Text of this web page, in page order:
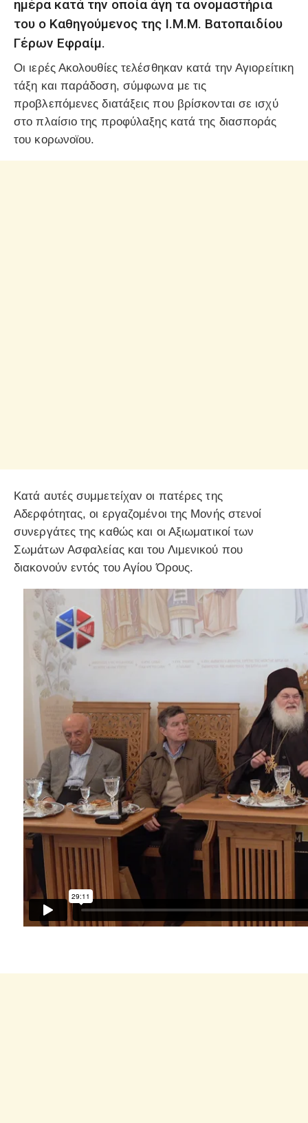
ημέρα κατά την οποία άγη τα ονομαστήρια
του ο Καθηγούμενος της Ι.Μ.Μ. Βατοπαιδίου
Γέρων Εφραίμ.
Οι ιερές Ακολουθίες τελέσθηκαν κατά την Αγιορείτικη
τάξη και παράδοση, σύμφωνα με τις
προβλεπόμενες διατάξεις που βρίσκονται σε ισχύ
στο πλαίσιο της προφύλαξης κατά της διασποράς
του κορωνοϊου.
Κατά αυτές συμμετείχαν οι πατέρες της
Αδερφότητας, οι εργαζομένοι της Μονής στενοί
συνεργάτες της καθώς και οι Αξιωματικοί των
Σωμάτων Ασφαλείας και του Λιμενικού που
διακονούν εντός του Αγίου Όρους.